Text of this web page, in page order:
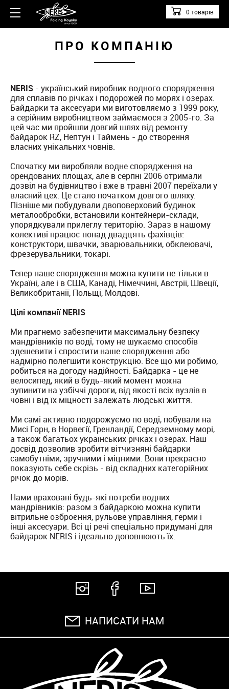
0 товарів
ПРО КОМПАНІЮ
NERIS - український виробник водного спорядження
для сплавів по річках і подорожей по морях і озерах.
Байдарки та аксесуари ми виготовляємо з 1999 року,
а серійним виробництвом займаємося з 2005-го. За
цей час ми пройшли довгий шлях від ремонту
байдарок RZ, Нептун і Таймень - до створення
власних унікальних човнів.
Спочатку ми виробляли водне спорядження на
орендованих площах, але в серпні 2006 отримали
дозвіл на будівництво і вже в травні 2007 переїхали у
власний цех. Це стало початком довгого шляху.
Пізніше ми побудували двоповерховий будинок
металообробки, встановили контейнери-склади,
упорядкували прилеглу територію. Зараз в нашому
колективі працює понад двадцять фахівців:
конструктори, швачки, зварювальники, обклеювачі,
фрезерувальники, токарі.
Тепер наше спорядження можна купити не тільки в
Україні, але і в США, Канаді, Німеччині, Австріі, Швеції,
Великобританії, Польщі, Молдові.
Цілі компанії NERIS
Ми прагнемо забезпечити максимальну безпеку
мандрівників по воді, тому не шукаємо способів
здешевити і спростити наше спорядження або
надмірно полегшити конструкцію. Все що ми робимо,
робиться на догоду надійності. Байдарка - це не
велосипед, який в будь-який момент можна
зупинити на узбіччі дороги, від якості всіх вузлів в
човні і від їх міцності залежать людські життя.
Ми самі активно подорожуємо по воді, побували на
Мисі Горн, в Норвегії, Гренландії, Середземному морі,
а також багатьох українських річках і озерах. Наш
досвід дозволив зробити вітчизняні байдарки
самобутніми, зручними і міцними. Вони прекрасно
показують себе скрізь - від складних категорійних
річок до морів.
Нами враховані будь-які потреби водних
мандрівників: разом з байдаркою можна купити
вітрильне озброєння, рульове управління, герми і
інші аксесуари. Всі ці речі спеціально придумані для
байдарок NERIS і ідеально доповнюють їх.
НАПИСАТИ НАМ